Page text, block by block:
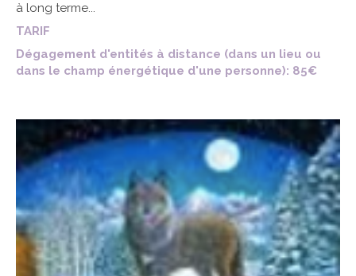
à long terme...
TARIF
Dégagement d'entités à distance (dans un lieu ou
dans le champ énergétique d'une personne): 85€